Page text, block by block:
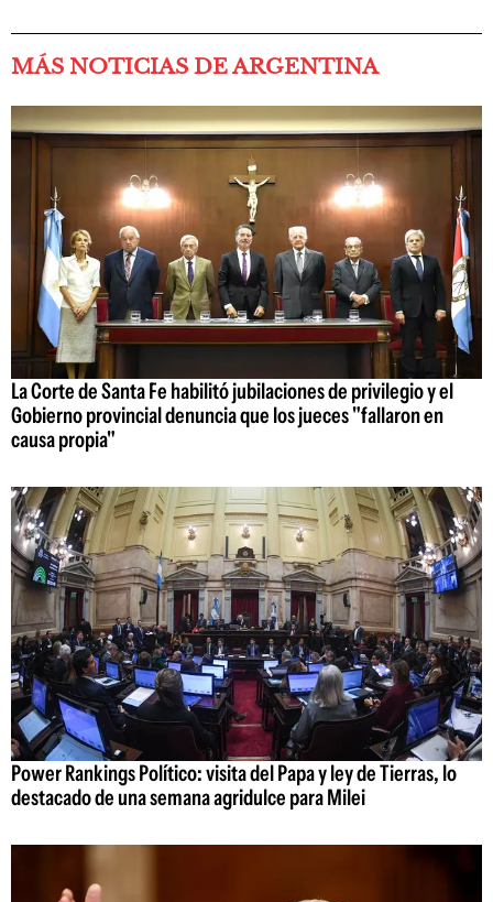
MÁS NOTICIAS DE ARGENTINA
La Corte de Santa Fe habilitó jubilaciones de privilegio y el
Gobierno provincial denuncia que los jueces "fallaron en
causa propia"
Power Rankings Político: visita del Papa y ley de Tierras, lo
destacado de una semana agridulce para Milei